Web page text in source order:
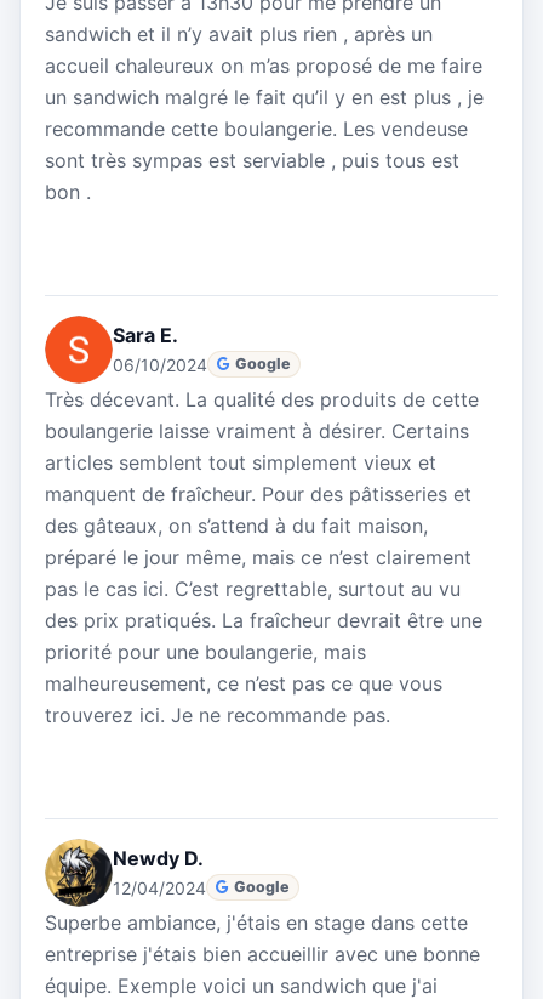
sandwich et il n’y avait plus rien , après un
accueil chaleureux on m’as proposé de me faire
un sandwich malgré le fait qu’il y en est plus , je
recommande cette boulangerie. Les vendeuse
sont très sympas est serviable , puis tous est
bon .
Sara E.
06/10/2024 Google
Très décevant. La qualité des produits de cette
boulangerie laisse vraiment à désirer. Certains
articles semblent tout simplement vieux et
manquent de fraîcheur. Pour des pâtisseries et
des gâteaux, on s’attend à du fait maison,
préparé le jour même, mais ce n’est clairement
pas le cas ici. C’est regrettable, surtout au vu
des prix pratiqués. La fraîcheur devrait être une
priorité pour une boulangerie, mais
malheureusement, ce n’est pas ce que vous
trouverez ici. Je ne recommande pas.
Newdy D.
12/04/2024 Google
Superbe ambiance, j'étais en stage dans cette
entreprise j'étais bien accueillir avec une bonne
équipe. Exemple voici un sandwich que j'ai